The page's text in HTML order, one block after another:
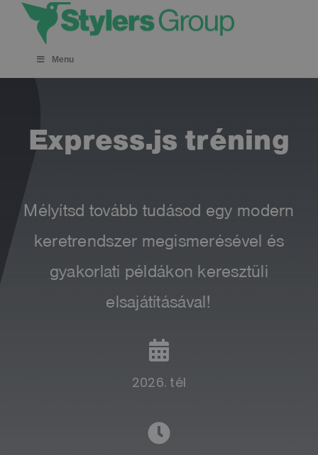
Skip
content
Menu
Express.js tréning
Mélyítsd tovább tudásod egy modern
keretrendszer megismerésével és
gyakorlati példákon keresztüli
elsajátításával!
2026. tél